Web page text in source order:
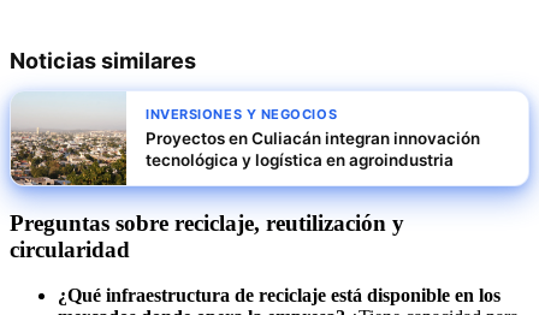
Noticias similares
INVERSIONES Y NEGOCIOS
Proyectos en Culiacán integran innovación
tecnológica y logística en agroindustria
Preguntas sobre reciclaje, reutilización y
circularidad
¿Qué infraestructura de reciclaje está disponible en los